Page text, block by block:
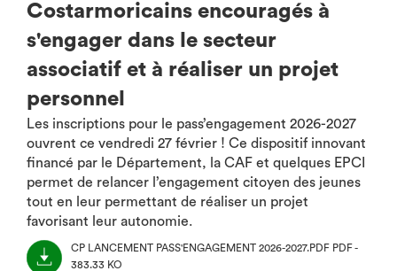
Costarmoricains encouragés à
s'engager dans le secteur
associatif et à réaliser un projet
personnel
Les inscriptions pour le pass’engagement 2026-2027
ouvrent ce vendredi 27 février ! Ce dispositif innovant
financé par le Département, la CAF et quelques EPCI
permet de relancer l’engagement citoyen des jeunes
tout en leur permettant de réaliser un projet
favorisant leur autonomie.
CP LANCEMENT PASS'ENGAGEMENT 2026-2027.PDF PDF -
383.33 KO